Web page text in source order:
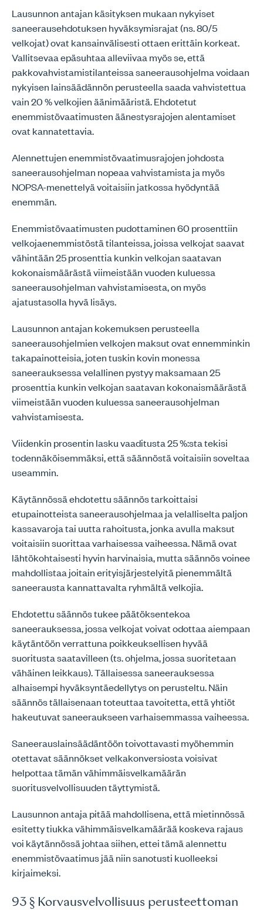
Lausunnon antajan käsityksen mukaan nykyiset
saneerausehdotuksen hyväksymisrajat (ns. 80/5
velkojat) ovat kansainvälisesti ottaen erittäin korkeat.
Vallitsevaa epäsuhtaa alleviivaa myös se, että
pakkovahvistamistilanteissa saneerausohjelma voidaan
nykyisen lainsäädännön perusteella saada vahvistettua
vain 20 % velkojien äänimääristä. Ehdotetut
enemmistövaatimusten äänestysrajojen alentamiset
ovat kannatettavia.
Alennettujen enemmistövaatimusrajojen johdosta
saneerausohjelman nopeaa vahvistamista ja myös
NOPSA-menettelyä voitaisiin jatkossa hyödyntää
enemmän.
Enemmistövaatimusten pudottaminen 60 prosenttiin
velkojaenemmistöstä tilanteissa, joissa velkojat saavat
vähintään 25 prosenttia kunkin velkojan saatavan
kokonaismäärästä viimeistään vuoden kuluessa
saneerausohjelman vahvistamisesta, on myös
ajatustasolla hyvä lisäys.
Lausunnon antajan kokemuksen perusteella
saneerausohjelmien velkojen maksut ovat ennemminkin
takapainotteisia, joten tuskin kovin monessa
saneerauksessa velallinen pystyy maksamaan 25
prosenttia kunkin velkojan saatavan kokonaismäärästä
viimeistään vuoden kuluessa saneerausohjelman
vahvistamisesta.
Viidenkin prosentin lasku vaaditusta 25 %:sta tekisi
todennäköisemmäksi, että säännöstä voitaisiin soveltaa
useammin.
Käytännössä ehdotettu säännös tarkoittaisi
etupainotteista saneerausohjelmaa ja velalliselta paljon
kassavaroja tai uutta rahoitusta, jonka avulla maksut
voitaisiin suorittaa varhaisessa vaiheessa. Nämä ovat
lähtökohtaisesti hyvin harvinaisia, mutta säännös voinee
mahdollistaa joitain erityisjärjestelyitä pienemmältä
saneerausta kannattavalta ryhmältä velkojia.
Ehdotettu säännös tukee päätöksentekoa
saneerauksessa, jossa velkojat voivat odottaa aiempaan
käytäntöön verrattuna poikkeuksellisen hyvää
suoritusta saatavilleen (ts. ohjelma, jossa suoritetaan
vähäinen leikkaus). Tällaisessa saneerauksessa
alhaisempi hyväksyntäedellytys on perusteltu. Näin
säännös tällaisenaan toteuttaa tavoitetta, että yhtiöt
hakeutuvat saneeraukseen varhaisemmassa vaiheessa.
Saneerauslainsäädäntöön toivottavasti myöhemmin
otettavat säännökset velkakonversiosta voisivat
helpottaa tämän vähimmäisvelkamäärän
suoritusvelvollisuuden täyttymistä.
Lausunnon antaja pitää mahdollisena, että mietinnössä
esitetty tiukka vähimmäisvelkamäärää koskeva rajaus
voi käytännössä johtaa siihen, ettei tämä alennettu
enemmistövaatimus jää niin sanotusti kuolleeksi
kirjaimeksi.
93 § Korvausvelvollisuus perusteettoman